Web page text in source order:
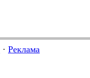
· Реклама